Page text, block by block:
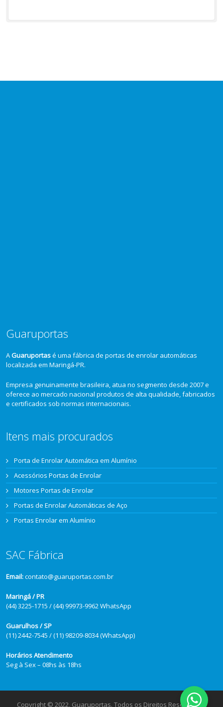
Guaruportas
AGuaruportasé uma fábrica de portas de enrolar automáticas
localizada em Maringá-PR.
Empresa genuinamente brasileira, atua no segmento desde 2007 e
oferece ao mercado nacional produtos de alta qualidade, fabricados
e certificados sob normas internacionais.
Itens mais procurados
Porta de Enrolar Automática em Alumínio
Acessórios Portas de Enrolar
Motores Portas de Enrolar
Portas de Enrolar Automáticas de Aço
Portas Enrolar em Alumínio
SAC Fábrica
Email:contato@guaruportas.com.br
Maringá / PR
(44) 3225-1715 / (44) 99973-9962 WhatsApp
Guarulhos / SP
(11) 2442-7545 / (11) 98209-8034 (WhatsApp)
Horários Atendimento
Seg à Sex – 08hs às 18hs
Copyright © 2022, Guaruportas. Todos os Direitos Reservados.